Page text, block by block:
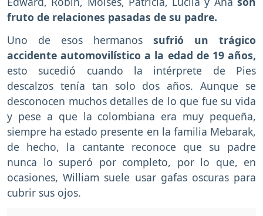
fruto de relaciones pasadas de su padre.
Uno de esos hermanos sufrió un trágico
accidente automovilístico a la edad de 19 años,
esto sucedió cuando la intérprete de Pies
descalzos tenía tan solo dos años. Aunque se
desconocen muchos detalles de lo que fue su vida
y pese a que la colombiana era muy pequeña,
siempre ha estado presente en la familia Mebarak,
de hecho, la cantante reconoce que su padre
nunca lo superó por completo, por lo que, en
ocasiones, William suele usar gafas oscuras para
cubrir sus ojos.